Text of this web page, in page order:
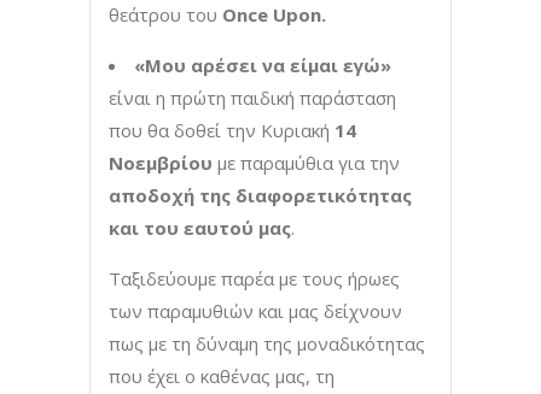
θεάτρου του Once Upon.
«Μου αρέσει να είμαι εγώ»
είναι η πρώτη παιδική παράσταση
που θα δοθεί την Κυριακή 14
Νοεμβρίου με παραμύθια για την
αποδοχή της διαφορετικότητας
και του εαυτού μας.
Ταξιδεύουμε παρέα με τους ήρωες
των παραμυθιών και μας δείχνουν
πως με τη δύναμη της μοναδικότητας
που έχει ο καθένας μας, τη